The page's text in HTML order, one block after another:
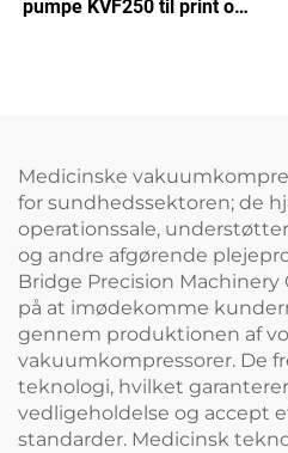
pumpe KVF250 til print og
Medicinske
for sundhedssektoren; de
operationssale,
og andre afgørende
Bridge Precision Machinery
på at imødekomme
gennem produktionen af
vakuumkompressorer. De
teknologi, hvilket
vedligeholdelse og accept
standarder. Medicinsk